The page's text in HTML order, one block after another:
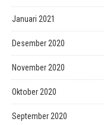
Januari 2021
Desember 2020
November 2020
Oktober 2020
September 2020